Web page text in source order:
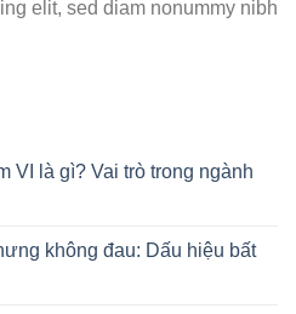
elit, sed diam nonummy nibh
VI là gì? Vai trò trong ngành
không đau: Dấu hiệu bất